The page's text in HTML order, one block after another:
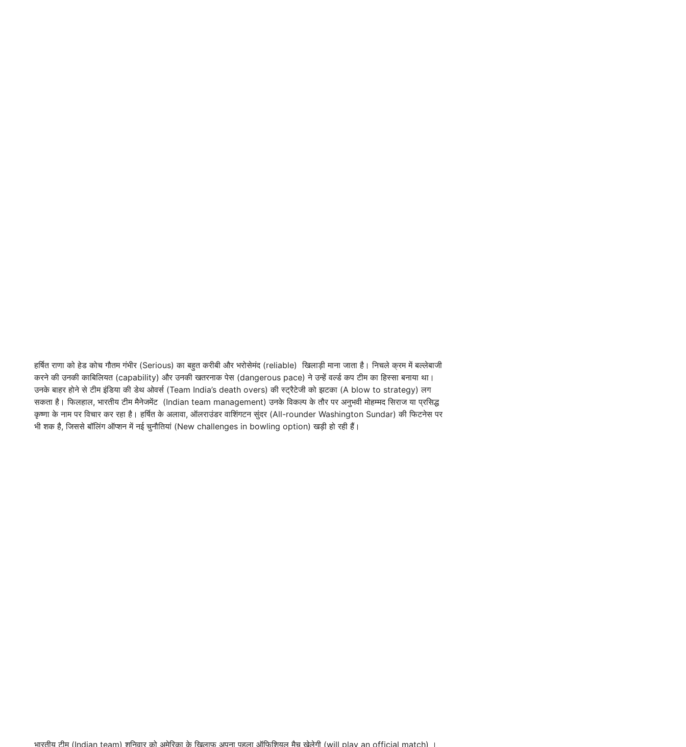
हर्षित राणा को हेड कोच गौतम गंभीर (Serious) का बहुत करीबी और भरोसेमंद (reliable) खिलाड़ी माना जाता है। निचले क्रम में बल्लेबाजी
करने की उनकी काबिलियत (capability) और उनकी खतरनाक पेस (dangerous pace) ने उन्हें वर्ल्ड कप टीम का हिस्सा बनाया था।
उनके बाहर होने से टीम इंडिया की डेथ ओवर्स (Team India’s death overs) की स्ट्रैटेजी को झटका (A blow to strategy) लग
सकता है। फिलहाल, भारतीय टीम मैनेजमेंट (Indian team management) उनके विकल्प के तौर पर अनुभवी मोहम्मद सिराज या प्रसिद्ध
कृष्णा के नाम पर विचार कर रहा है। हर्षित के अलावा, ऑलराउंडर वाशिंगटन सुंदर (All-rounder Washington Sundar) की फिटनेस पर
भी शक है, जिससे बॉलिंग ऑप्शन में नई चुनौतियां (New challenges in bowling option) खड़ी हो रही हैं।
भारतीय टीम (Indian team) शनिवार को अमेरिका के खिलाफ अपना पहला ऑफिशियल मैच खेलेगी (will play an official match) ।